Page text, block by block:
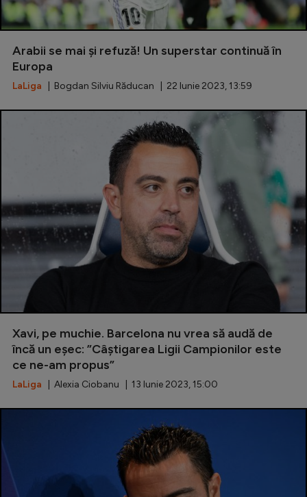
Arabii se mai și refuză! Un superstar continuă în
Europa
LaLiga | Bogdan Silviu Răducan | 22 Iunie 2023, 13:59
Xavi, pe muchie. Barcelona nu vrea să audă de
încă un eșec: ”Câștigarea Ligii Campionilor este
ce ne-am propus”
LaLiga | Alexia Ciobanu | 13 Iunie 2023, 15:00